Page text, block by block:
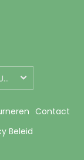
Contact
Beleid